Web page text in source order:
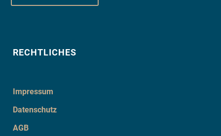
RECHTLICHES
Impressum
Datenschutz
AGB